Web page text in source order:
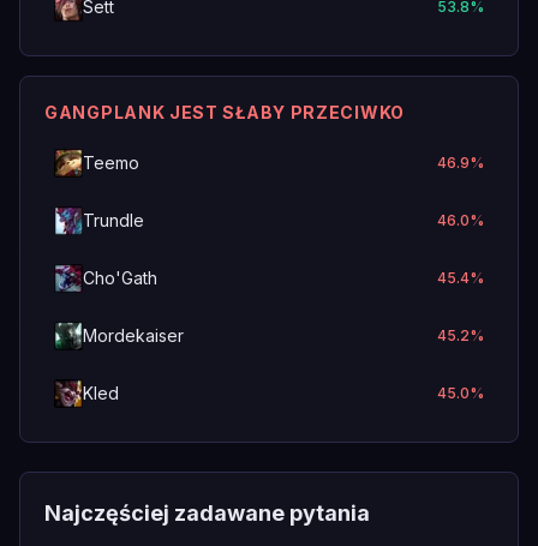
Sett 53.8%
GANGPLANK JEST SŁABY PRZECIWKO
Teemo 46.9%
Trundle 46.0%
Cho'Gath 45.4%
Mordekaiser 45.2%
Kled 45.0%
Najczęściej zadawane pytania